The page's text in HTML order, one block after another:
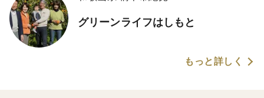
グリーンライフはしもと
もっと詳しく